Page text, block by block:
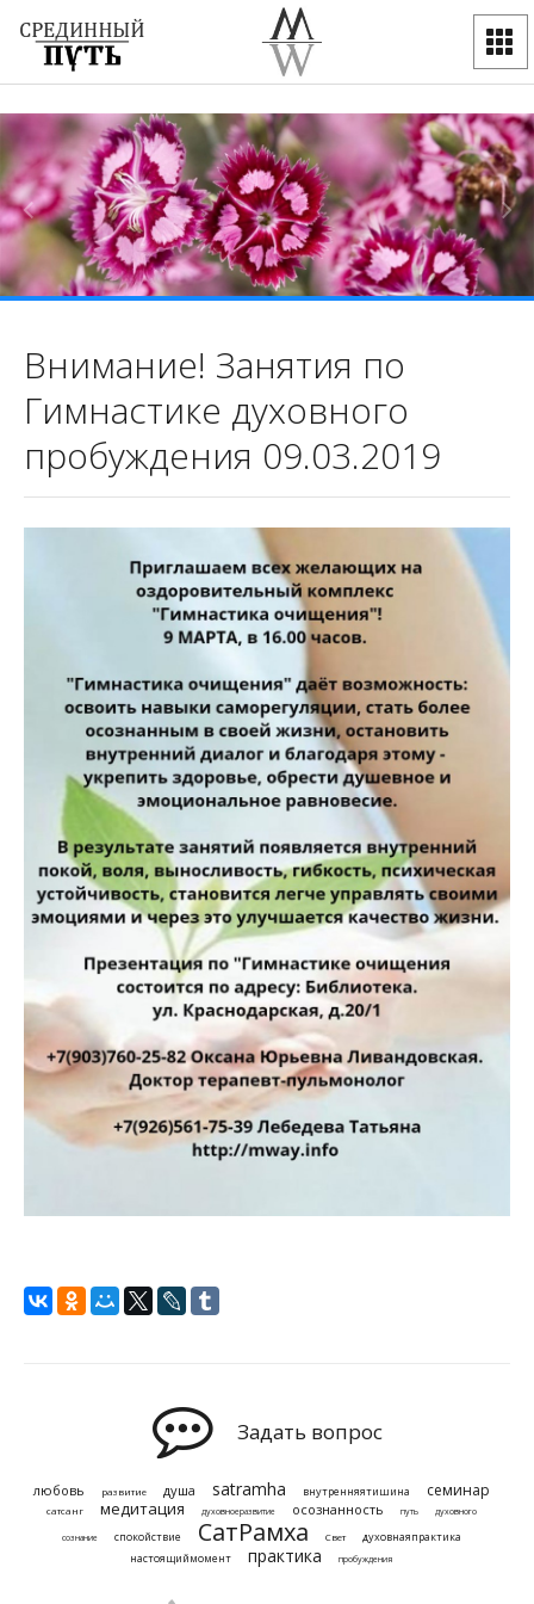
Внимание! Занятия по
Гимнастике духовного
пробуждения 09.03.2019
Задать вопрос
любовь развитие душа satramha внутренняятишина семинар
сатсанг медитация духовноеразвитие осознанность путь духовного
сознание спокойствие СатРамха Свет
духовнаяпрактика
настоящиймомент
практика пробуждения